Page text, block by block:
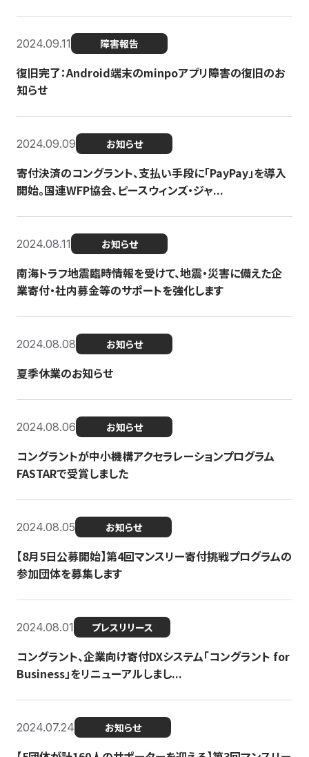
2024.09.11 障害報告
復旧完了：Android端末のminpoアプリ障害の復旧のお
知らせ
2024.09.09 お知らせ
寄付決済のコングラント、支払い手段に「PayPay」を導入
開始。国連WFP協会、ピースウィンズ・ジャ...
2024.08.11 お知らせ
南海トラフ地震臨時情報を受けて、地震・災害に備えた企
業寄付・社内募金等のサポートを強化します
2024.08.08 お知らせ
夏季休業のお知らせ
2024.08.06 お知らせ
コングラントが中小機構アクセラレーションプログラム
FASTARで受賞しました
2024.08.05 お知らせ
【8月5日公募開始】第4回マンスリー寄付挑戦プログラムの
参加団体を募集します
2024.08.01 プレスリリース
コングラント、企業向け寄付DXシステム「コングラント for
Business」をリニューアルしまし...
2024.07.24 お知らせ